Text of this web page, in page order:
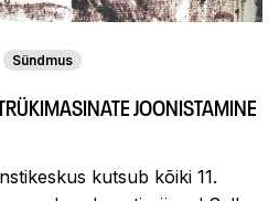
Sündmus
JOONISTAMINE
kutsub kõiki 11.